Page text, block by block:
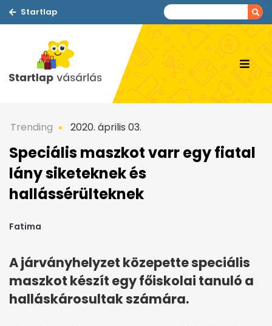
Startlap
Trending 2020. április 03.
Speciális maszkot varr egy fiatal
lány siketeknek és
hallássérülteknek
Fatima
A járványhelyzet közepette speciális
maszkot készít egy főiskolai tanuló a
halláskárosultak számára.